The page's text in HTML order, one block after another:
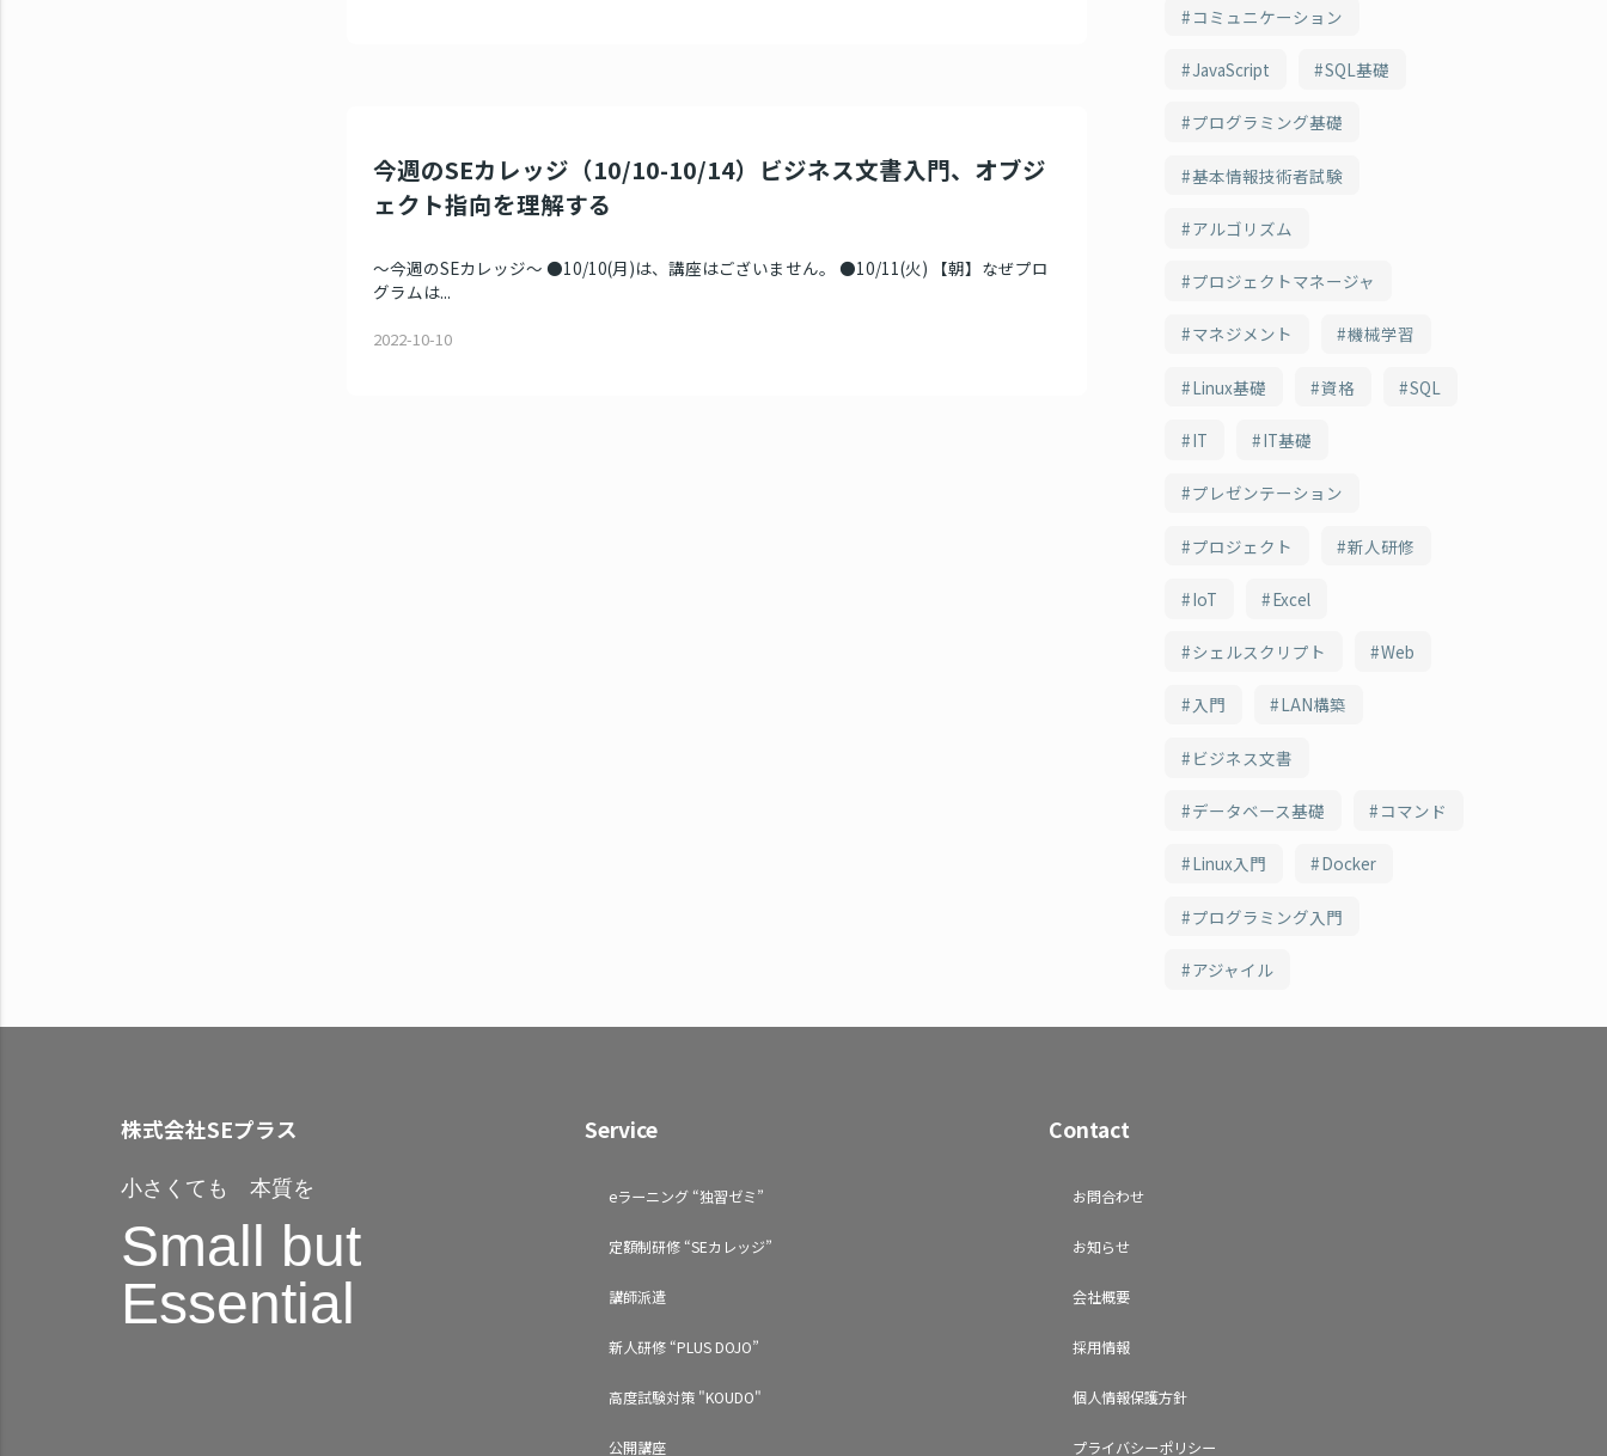
今週のSEカレッジ（10/10-10/14）ビジネス文書入門、オブジ
ェクト指向を理解する
～今週のSEカレッジ～ ●10/10(月)は、講座はございません。 ●10/11(火) 【朝】なぜプロ
グラムは...
2022-10-10
コミュニケーション
JavaScript SQL基礎
プログラミング基礎
基本情報技術者試験
アルゴリズム
プロジェクトマネージャ
マネジメント 機械学習
Linux基礎 資格 SQL
IT IT基礎
プレゼンテーション
プロジェクト 新人研修
IoT Excel
シェルスクリプト Web
入門 LAN構築
ビジネス文書
データベース基礎 コマンド
Linux入門 Docker
プログラミング入門
アジャイル
株式会社SEプラス
小さくても 本質を
Small but
Essential
Service
eラーニング “独習ゼミ”
定額制研修 “SEカレッジ”
講師派遣
新人研修 “PLUS DOJO”
高度試験対策 "KOUDO"
公開講座
Contact
お問合わせ
お知らせ
会社概要
採用情報
個人情報保護方針
プライバシーポリシー